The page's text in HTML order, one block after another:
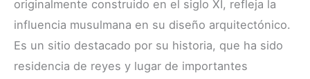
originalmente construido en el siglo XI, refleja la
influencia musulmana en su diseño arquitectónico.
Es un sitio destacado por su historia, que ha sido
residencia de reyes y lugar de importantes